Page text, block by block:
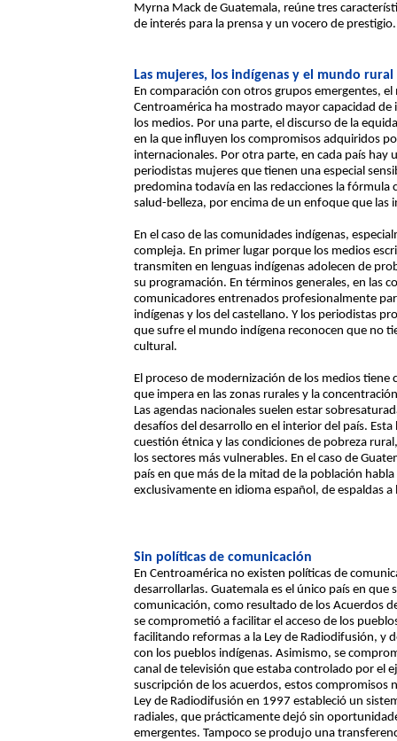
Myrna Mack de Guatemala, reúne tres
de interés para la prensa y un vocero de prestigio.
Las mujeres, los indígenas y el mundo rural
En comparación con otros grupos emergentes,
Centroamérica ha mostrado mayor capacidad de
los medios. Por una parte, el discurso de la
en la que influyen los compromisos adquiridos
internacionales. Por otra parte, en cada país
periodistas mujeres que tienen una especial
predomina todavía en las redacciones la fórmula
salud-belleza, por encima de un enfoque que las
En el caso de las comunidades indígenas,
compleja. En primer lugar porque los medios
transmiten en lenguas indígenas adolecen de
su programación. En términos generales, en las
comunicadores entrenados profesionalmente
indígenas y los del castellano. Y los periodistas
que sufre el mundo indígena reconocen que no
cultural.
El proceso de modernización de los medios
que impera en las zonas rurales y la
Las agendas nacionales suelen estar
desafíos del desarrollo en el interior del país.
cuestión étnica y las condiciones de pobreza
los sectores más vulnerables. En el caso de
país en que más de la mitad de la población
exclusivamente en idioma español, de espaldas
Sin políticas de comunicación
En Centroamérica no existen políticas de
desarrollarlas. Guatemala es el único país en
comunicación, como resultado de los Acuerdos
se comprometió a facilitar el acceso de los
facilitando reformas a la Ley de Radiodifusión, y
con los pueblos indígenas. Asimismo, se
canal de televisión que estaba controlado por el
suscripción de los acuerdos, estos compromisos
Ley de Radiodifusión en 1997 estableció un
radiales, que prácticamente dejó sin
emergentes. Tampoco se produjo una